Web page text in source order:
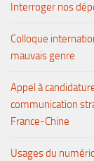
Interroger nos
Colloque
mauvais genre
Appel à
communication
France-Chine
Usages du